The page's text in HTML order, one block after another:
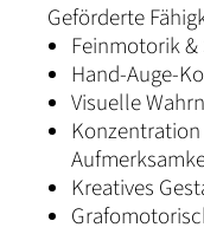
Geförderte
Feinmotorik
Hand-Auge-
Visuelle
Kreatives